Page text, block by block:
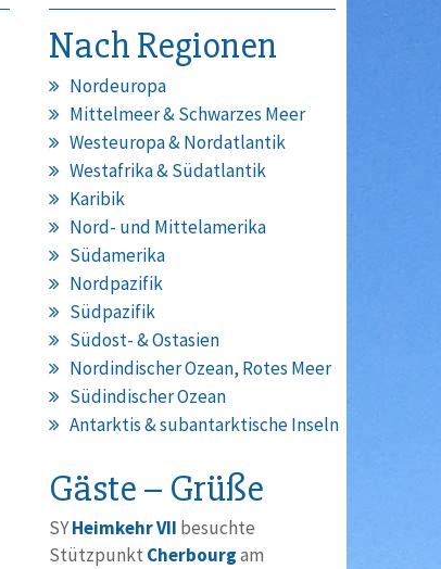
Nach Regionen
Nordeuropa
Mittelmeer & Schwarzes Meer
Westeuropa & Nordatlantik
Westafrika & Südatlantik
Karibik
Nord- und Mittelamerika
Südamerika
Nordpazifik
Südpazifik
Südost- & Ostasien
Nordindischer Ozean, Rotes Meer
Südindischer Ozean
Antarktis & subantarktische Inseln
Gäste – Grüße
SYHeimkehr VII besuchte
Stützpunkt Cherbourgam